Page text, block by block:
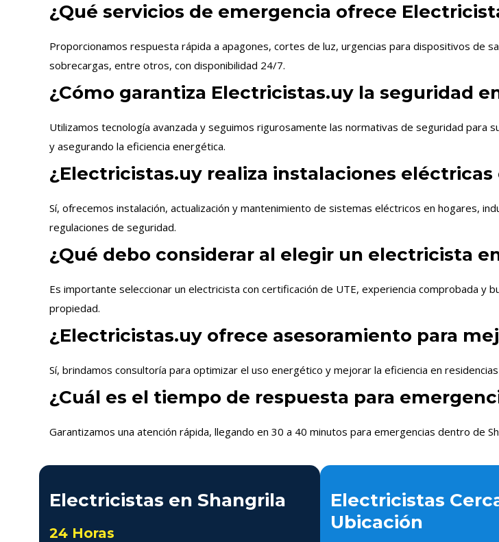
¿Qué servicios de emergencia ofrece
Proporcionamos respuesta rápida a apagones, cortes de luz, urgencias para dispositivos de
sobrecargas, entre otros, con disponibilidad 24/7.
¿Cómo garantiza Electricistas.uy la seguridad
Utilizamos tecnología avanzada y seguimos rigurosamente las normativas de seguridad
y asegurando la eficiencia energética.
¿Electricistas.uy realiza instalaciones
Sí, ofrecemos instalación, actualización y mantenimiento de sistemas eléctricos en hogares,
regulaciones de seguridad.
¿Qué debo considerar al elegir un electricista
Es importante seleccionar un electricista con certificación de UTE, experiencia comprobada y
propiedad.
¿Electricistas.uy ofrece asesoramiento para
Sí, brindamos consultoría para optimizar el uso energético y mejorar la eficiencia en
¿Cuál es el tiempo de respuesta para
Garantizamos una atención rápida, llegando en 30 a 40 minutos para emergencias dentro de
Electricistas en Shangrila
24 Horas
Electricistas
Ubicación